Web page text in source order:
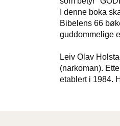
I denne boka
Bibelens 66
guddommelige
Leiv Olav
(narkoman).
etablert i 1984.